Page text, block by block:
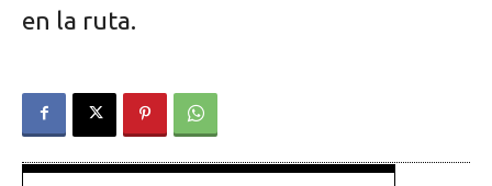
en la ruta.